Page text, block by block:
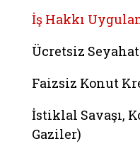
İş Hakkı
Ücretsiz
Faizsiz Konut
İstiklal Savaşı,
Gaziler)